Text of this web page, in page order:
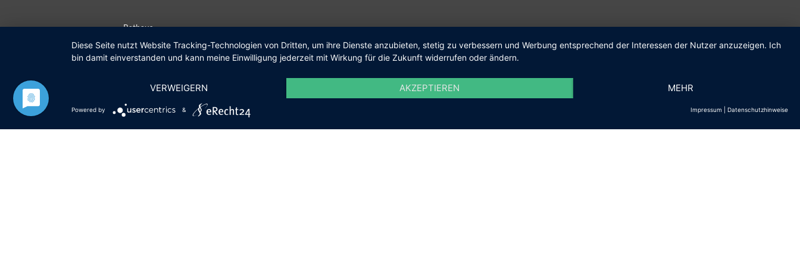
Rathaus
Kardinal-Faulhaber-Straße 12
Postfach 11 10
Fax +49 (0) 6027 474-200
E-Mail gemeinde@kleinostheim.de
Diese Seite nutzt Website Tracking-Technologien von Dritten, um ihre Dienste anzubieten, stetig zu verbessern und Werbung entsprechend der Interessen der Nutzer anzuzeigen. Ich
bin damit einverstanden und kann meine Einwilligung jederzeit mit Wirkung für die Zukunft widerrufen oder ändern.
VERWEIGERN AKZEPTIEREN MEHR
Powered by & Impressum Datenschutzhinweise